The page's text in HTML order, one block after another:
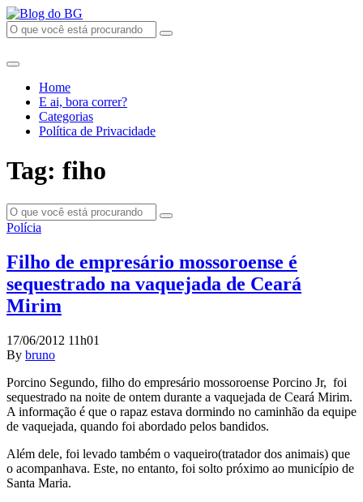
Home
E ai, bora correr?
Categorias
Política de Privacidade
Tag: fiho
Polícia
Filho de empresário mossoroense é
sequestrado na vaquejada de Ceará
Mirim
17/06/2012 11h01
By bruno
Porcino Segundo, filho do empresário mossoroense Porcino Jr, foi
sequestrado na noite de ontem durante a vaquejada de Ceará Mirim.
A informação é que o rapaz estava dormindo no caminhão da equipe
de vaquejada, quando foi abordado pelos bandidos.
Além dele, foi levado também o vaqueiro(tratador dos animais) que
o acompanhava. Este, no entanto, foi solto próximo ao município de
Santa Maria.